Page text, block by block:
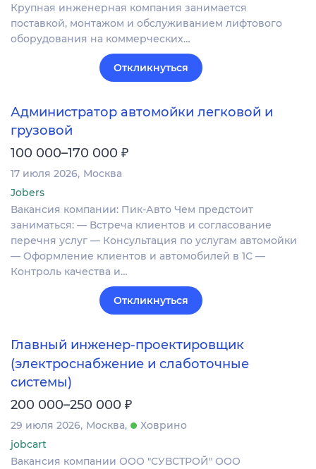
Крупная инженерная компания занимается
поставкой, монтажом и обслуживанием лифтового
оборудования на коммерческих…
Откликнуться
Администратор автомойки легковой и
грузовой
100 000–170 000 ₽
17 июля 2026 Москва
Jobers
Вакансия компании: Пик-Авто Чем предстоит
заниматься: — Встреча клиентов и согласование
перечня услуг — Консультация по услугам автомойки
— Оформление клиентов и автомобилей в 1С —
Контроль качества и…
Откликнуться
Главный инженер‑проектировщик
(электроснабжение и слаботочные
системы)
200 000–250 000 ₽
29 июля 2026 Москва
Ховрино
jobcart
Вакансия компании ООО "СУВСТРОЙ" ООО